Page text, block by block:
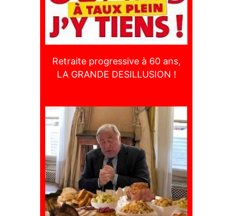
Retraite progressive à 60 ans,
LA GRANDE DESILLUSION !